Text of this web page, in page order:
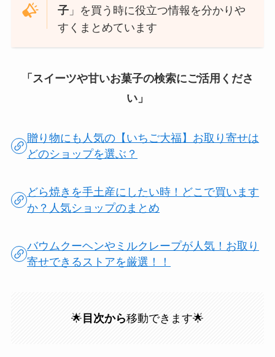
子 」を買う時に役立つ情報を分かりや
すくまとめています
「スイーツや甘いお菓子の検索にご活用くださ
い」
贈り物にも人気の【いちご大福】お取り寄せは
どのショップを選ぶ？
どら焼きを手土産にしたい時！どこで買います
か？人気ショップのまとめ
バウムクーヘンやミルクレープが人気！お取り
寄せできるストアを厳選！！
🌟 目次から移動できます🌟